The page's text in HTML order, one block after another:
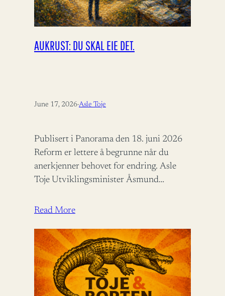
AUKRUST: DU SKAL EIE DET.
June 17, 2026·Asle Toje
Publisert i Panorama den 18. juni 2026
Reform er lettere å begrunne når du
anerkjenner behovet for endring. Asle
Toje Utviklingsminister Åsmund
bistandsdebatten.…
Read More